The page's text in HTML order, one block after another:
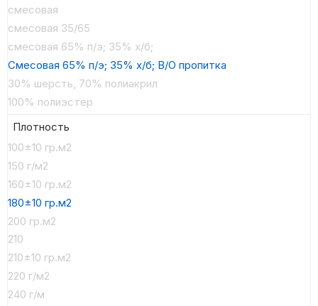
смесовая
смесовая 35/65
смесовая 65% п/э; 35% х/б;
Смесовая 65% п/э; 35% х/б; В/О пропитка
30% шерсть, 70% полиакрил
100% полиэстер
Плотность
100±10 гр.м2
150 г/м2
160±10 гр.м2
180±10 гр.м2
200 гр.м2
210
210±10 гр.м2
220 г/м2
240 г/м